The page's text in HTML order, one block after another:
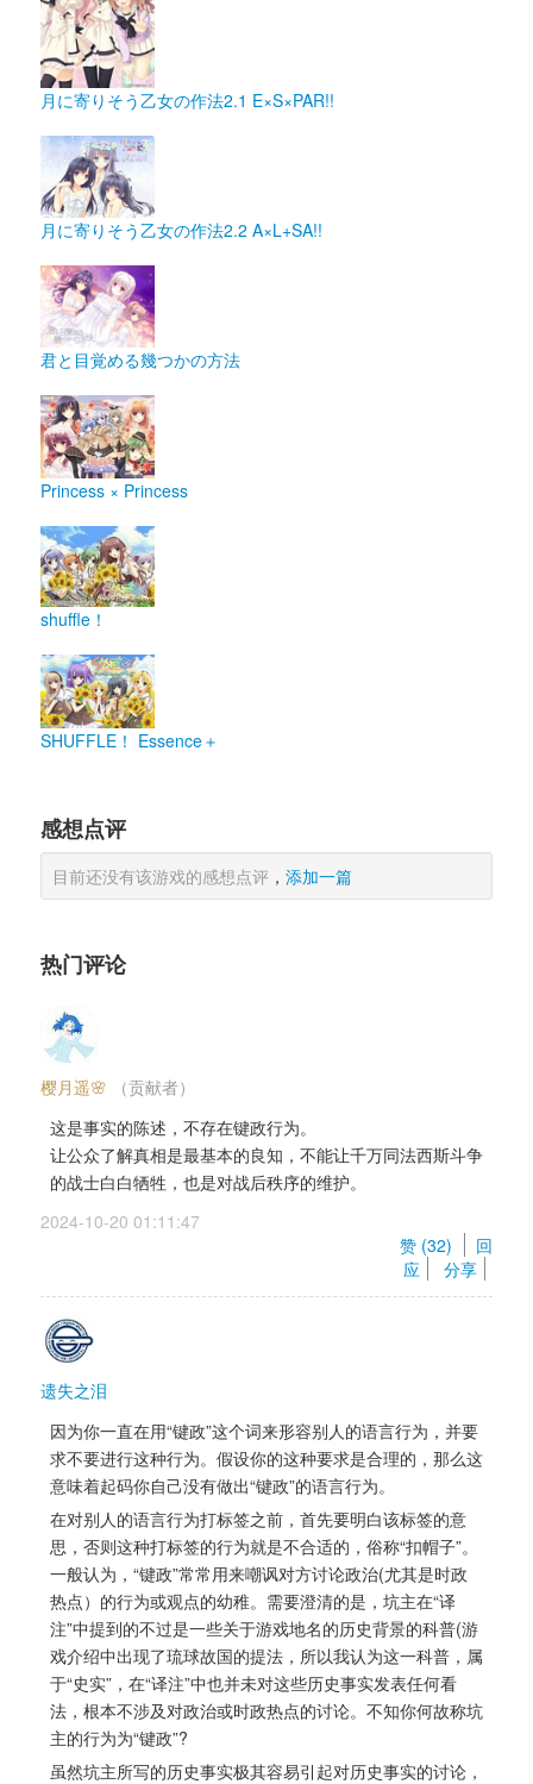
月に寄りそう乙女の作法2.1 E×S×PAR!!
月に寄りそう乙女の作法2.2 A×L+SA!!
君と目覚める幾つかの方法
Princess × Princess
shuffle！
SHUFFLE！ Essence＋
感想点评
目前还没有该游戏的感想点评 ， 添加一篇
热门评论
樱月遥🌸
（贡献者）
这是事实的陈述，不存在键政行为。
让公众了解真相是最基本的良知，不能让千万同法西斯斗争
的战士白白牺牲，也是对战后秩序的维护。
2024-10-20 01:11:47
赞 (32)
回
应
分享
遗失之泪
因为你一直在用“键政”这个词来形容别人的语言行为，并要
求不要进行这种行为。假设你的这种要求是合理的，那么这
意味着起码你自己没有做出“键政”的语言行为。
在对别人的语言行为打标签之前，首先要明白该标签的意
思，否则这种打标签的行为就是不合适的，俗称“扣帽子”。
一般认为，“键政”常常用来嘲讽对方讨论政治(尤其是时政
热点）的行为或观点的幼稚。需要澄清的是，坑主在“译
注”中提到的不过是一些关于游戏地名的历史背景的科普(游
戏介绍中出现了琉球故国的提法，所以我认为这一科普，属
于“史实”，在“译注”中也并未对这些历史事实发表任何看
法，根本不涉及对政治或时政热点的讨论。不知你何故称坑
主的行为为“键政”?
虽然坑主所写的历史事实极其容易引起对历史事实的讨论，